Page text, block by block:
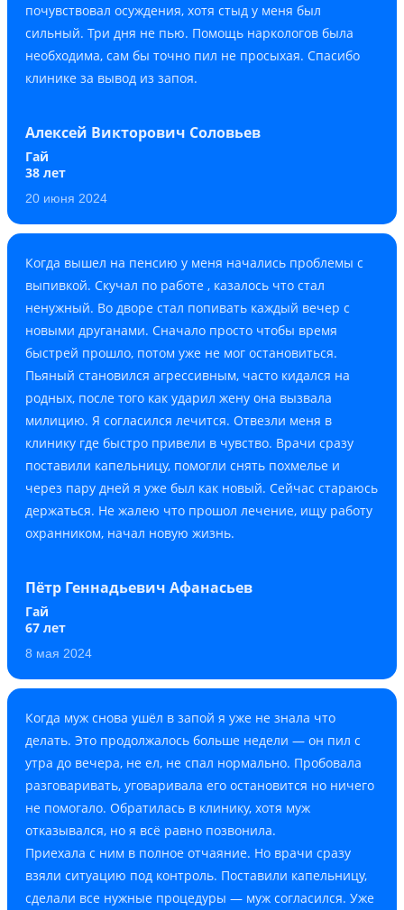
почувствовал осуждения, хотя стыд у меня был
сильный. Три дня не пью. Помощь наркологов была
необходима, сам бы точно пил не просыхая. Спасибо
клинике за вывод из запоя.
Алексей Викторович Соловьев
Гай
38 лет
20 июня 2024
Когда вышел на пенсию у меня начались проблемы с
выпивкой. Скучал по работе , казалось что стал
ненужный. Во дворе стал попивать каждый вечер с
новыми друганами. Сначало просто чтобы время
быстрей прошло, потом уже не мог остановиться.
Пьяный становился агрессивным, часто кидался на
родных, после того как ударил жену она вызвала
милицию. Я согласился лечится. Отвезли меня в
клинику где быстро привели в чувство. Врачи сразу
поставили капельницу, помогли снять похмелье и
через пару дней я уже был как новый. Сейчас стараюсь
держаться. Не жалею что прошол лечение, ищу работу
охранником, начал новую жизнь.
Пётр Геннадьевич Афанасьев
Гай
67 лет
8 мая 2024
Когда муж снова ушёл в запой я уже не знала что
делать. Это продолжалось больше недели — он пил с
утра до вечера, не ел, не спал нормально. Пробовала
разговаривать, уговаривала его остановится но ничего
не помогало. Обратилась в клинику, хотя муж
отказывался, но я всё равно позвонила.
Приехала с ним в полное отчаяние. Но врачи сразу
взяли ситуацию под контроль. Поставили капельницу,
сделали все нужные процедуры — муж согласился. Уже